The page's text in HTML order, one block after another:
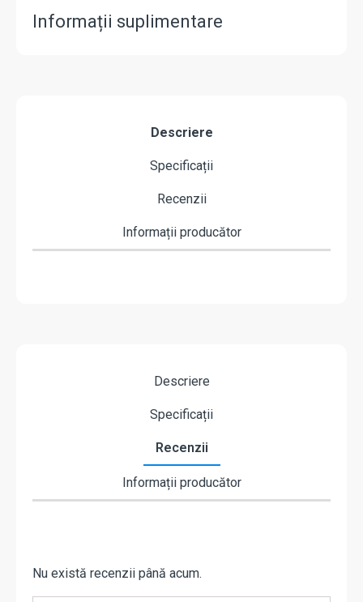
Informații suplimentare
Descriere
Specificații
Recenzii
Informații producător
Descriere
Specificații
Recenzii
Informații producător
Nu există recenzii până acum.